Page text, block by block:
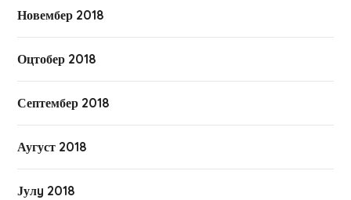
Новембер 2018
Оцтобер 2018
Септембер 2018
Аугуст 2018
Јулy 2018